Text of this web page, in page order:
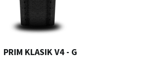
PRIM KLASIK V4 - G